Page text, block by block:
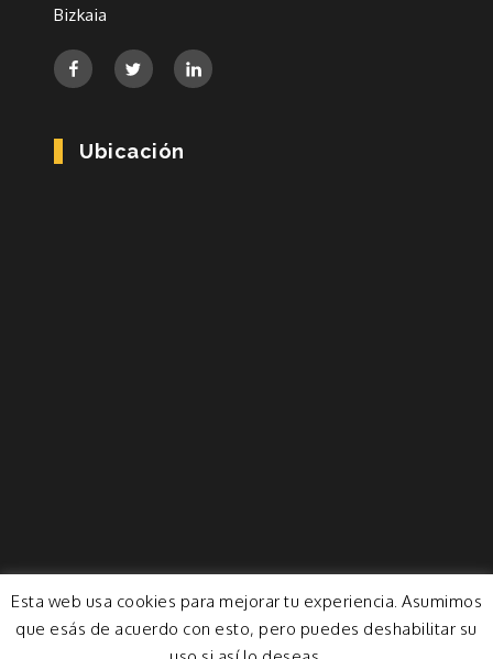
Bizkaia
Ubicación
Esta web usa cookies para mejorar tu experiencia. Asumimos
que esás de acuerdo con esto, pero puedes deshabilitar su